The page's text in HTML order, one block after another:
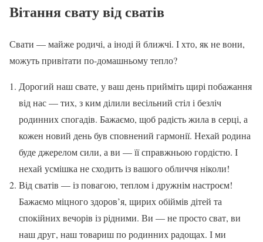
Вітання свату від сватів
Свати — майже родичі, а іноді й ближчі. І хто, як не вони,
можуть привітати по-домашньому тепло?
Дорогий наш свате, у ваш день прийміть щирі побажання
від нас — тих, з ким ділили весільний стіл і безліч
родинних спогадів. Бажаємо, щоб радість жила в серці, а
кожен новий день був сповнений гармонії. Нехай родина
буде джерелом сили, а ви — її справжньою гордістю. І
нехай усмішка не сходить із вашого обличчя ніколи!
Від сватів — із повагою, теплом і дружнім настроєм!
Бажаємо міцного здоров’я, щирих обіймів дітей та
спокійних вечорів із рідними. Ви — не просто сват, ви
наш друг, наш товариш по родинних радощах. І ми